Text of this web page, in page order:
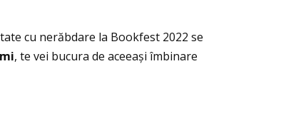
cu nerăbdare la Bookfest 2022 se
, te vei bucura de aceeași îmbinare